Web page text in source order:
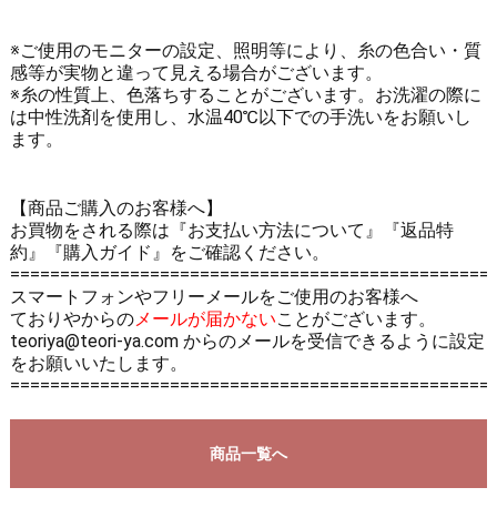
※ご使用のモニターの設定、照明等により、糸の色合い・質
感等が実物と違って見える場合がございます。
※糸の性質上、色落ちすることがございます。お洗濯の際に
は中性洗剤を使用し、水温40℃以下での手洗いをお願いし
ます。
【商品ご購入のお客様へ】
お買物をされる際は 『お支払い方法について』
『返品特
約』
『購入ガイド』 をご確認ください。
スマートフォンやフリーメールをご使用のお客様へ
ておりやからのメールが届かないことがございます。
teoriya@teori-ya.com からのメールを受信できるように設定
をお願いいたします。
商品一覧へ